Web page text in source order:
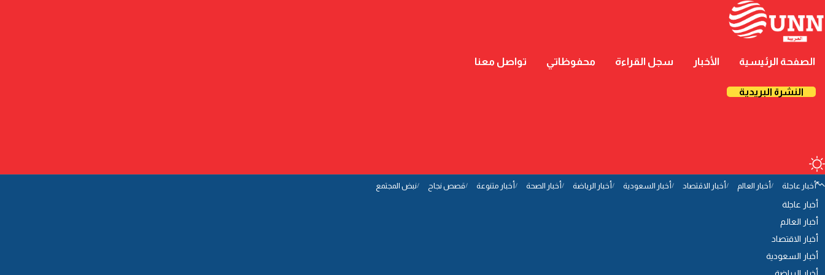
الصفحة الرئيسية الأخبار سجل القراءة محفوظاتي تواصل معنا
النشرة البريدية
أخبار عاجلة أخبار العالم أخبار الاقتصاد أخبار السعودية أخبار الرياضة أخبار الصحة أخبار متنوعة قصص نجاح نبض المجتمع
أخبار عاجلة
أخبار العالم
أخبار الاقتصاد
أخبار السعودية